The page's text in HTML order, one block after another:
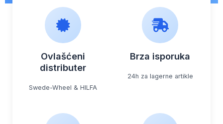
Ovlašćeni
distributer
Swede-Wheel & HILFA
Brza isporuka
24h za lagerne artikle